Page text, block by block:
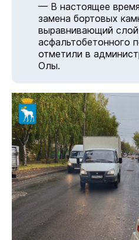
— В настоящее
замена бортовых
выравнивающий слой
асфальтобетонного
отметили в
Олы.